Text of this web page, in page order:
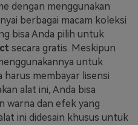
dengan menggunakan
berbagai macam koleksi
bisa Anda pilih untuk
secara gratis. Meskipun
untuk
harus membayar lisensi
alat ini, Anda bisa
warna dan efek yang
ini didesain khusus untuk